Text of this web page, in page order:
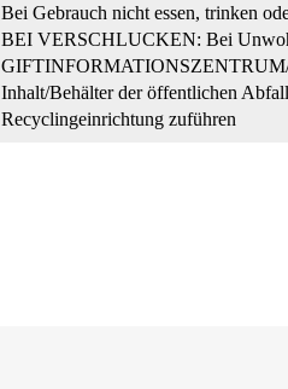
Bei Gebrauch nicht essen, trinken
BEI VERSCHLUCKEN: Bei
Inhalt/Behälter der öffentlichen
Recyclingeinrichtung zuführen